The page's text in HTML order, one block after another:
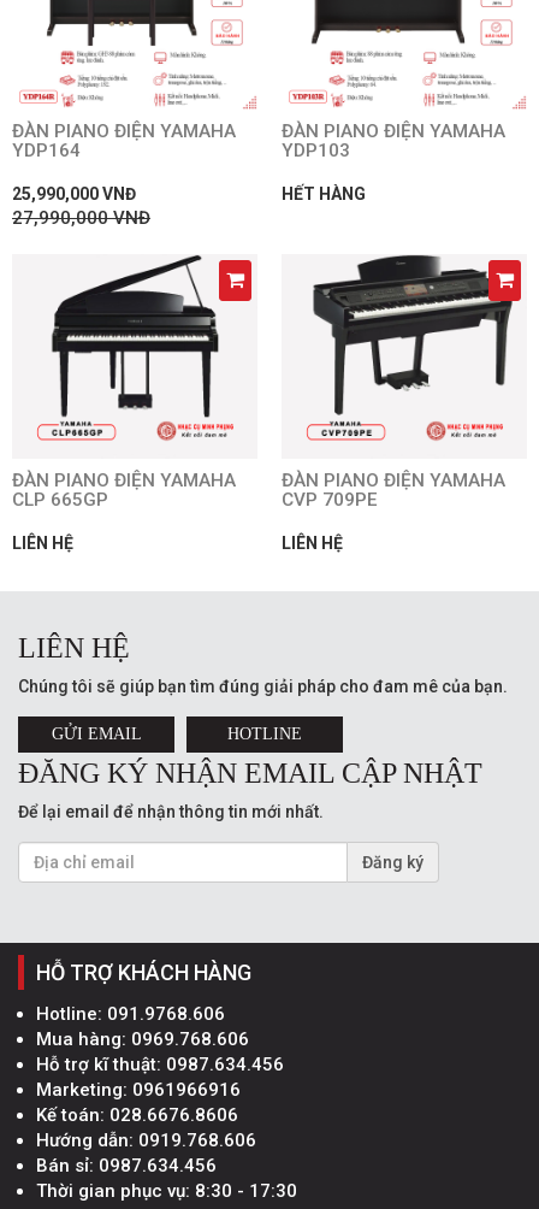
ĐÀN PIANO ĐIỆN YAMAHA
YDP164
25,990,000 VNĐ
27,990,000 VNĐ
ĐÀN PIANO ĐIỆN YAMAHA
YDP103
HẾT HÀNG
ĐÀN PIANO ĐIỆN YAMAHA
CLP 665GP
LIÊN HỆ
ĐÀN PIANO ĐIỆN YAMAHA
CVP 709PE
LIÊN HỆ
LIÊN HỆ
Chúng tôi sẽ giúp bạn tìm đúng giải pháp cho đam mê của bạn.
GỬI EMAIL HOTLINE
ĐĂNG KÝ NHẬN EMAIL CẬP NHẬT
Để lại email để nhận thông tin mới nhất.
Đăng ký
HỖ TRỢ KHÁCH HÀNG
Hotline: 091.9768.606
Mua hàng: 0969.768.606
Hỗ trợ kĩ thuật: 0987.634.456
Marketing: 0961966916
Kế toán: 028.6676.8606
Hướng dẫn: 0919.768.606
Bán sỉ: 0987.634.456
Thời gian phục vụ: 8:30 - 17:30